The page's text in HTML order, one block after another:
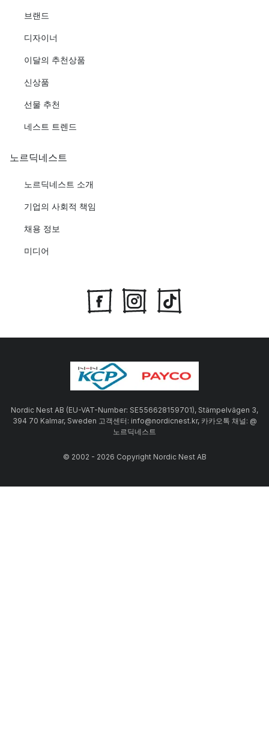
브랜드
디자이너
이달의 추천상품
신상품
선물 추천
네스트 트렌드
노르딕네스트
노르딕네스트 소개
기업의 사회적 책임
채용 정보
미디어
Nordic Nest AB (EU-VAT-Number: SE556628159701), Stämpelvägen 3,
394 70 Kalmar, Sweden 고객센터: info@nordicnest.kr, 카카오톡 채널: @
노르딕네스트
© 2002 - 2026 Copyright Nordic Nest AB